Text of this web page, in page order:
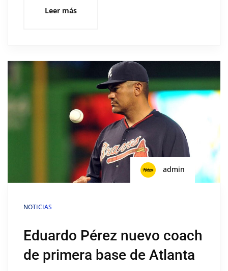
Leer más
admin
NOTICIAS
Eduardo Pérez nuevo coach
de primera base de Atlanta